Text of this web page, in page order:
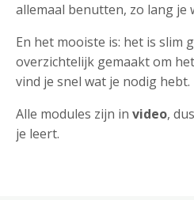
allemaal benutten, zo lang je
En het mooiste is: het is slim
overzichtelijk gemaakt om
vind je snel wat je nodig hebt.
Alle modules zijn in video,
je leert.